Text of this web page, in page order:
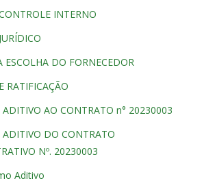
INTERNO
ESCOLHA DO FORNECEDOR
RATIFICAÇÃO
ADITIVO AO CONTRATO n° 20230003
ADITIVO DO CONTRATO
Nº. 20230003
Aditivo